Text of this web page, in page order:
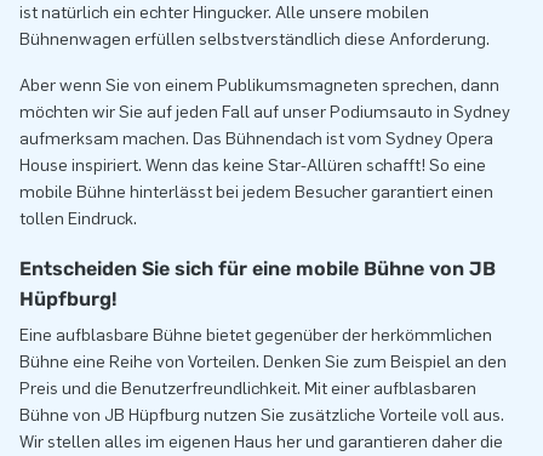
ist natürlich ein echter Hingucker. Alle unsere mobilen
Bühnenwagen erfüllen selbstverständlich diese Anforderung.
Aber wenn Sie von einem Publikumsmagneten sprechen, dann
möchten wir Sie auf jeden Fall auf unser Podiumsauto in Sydney
aufmerksam machen. Das Bühnendach ist vom Sydney Opera
House inspiriert. Wenn das keine Star-Allüren schafft! So eine
mobile Bühne hinterlässt bei jedem Besucher garantiert einen
tollen Eindruck.
Entscheiden Sie sich für eine mobile Bühne von JB
Hüpfburg!
Eine aufblasbare Bühne bietet gegenüber der herkömmlichen
Bühne eine Reihe von Vorteilen. Denken Sie zum Beispiel an den
Preis und die Benutzerfreundlichkeit. Mit einer aufblasbaren
Bühne von JB Hüpfburg nutzen Sie zusätzliche Vorteile voll aus.
Wir stellen alles im eigenen Haus her und garantieren daher die